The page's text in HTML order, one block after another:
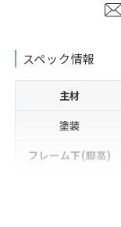
スペック情報
主材
塗装
フレーム下(脚高)